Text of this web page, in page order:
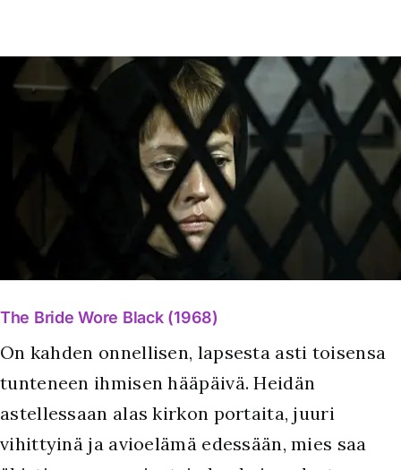
The Bride Wore Black (1968)
On kahden onnellisen, lapsesta asti toisensa
tunteneen ihmisen hääpäivä. Heidän
astellessaan alas kirkon portaita, juuri
vihittyinä ja avioelämä edessään, mies saa